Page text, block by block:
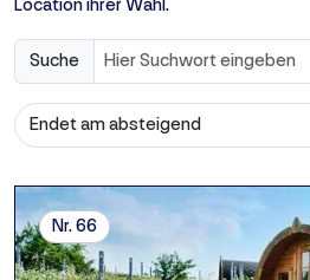
Location ihrer Wahl.
Suche
Nr. 66